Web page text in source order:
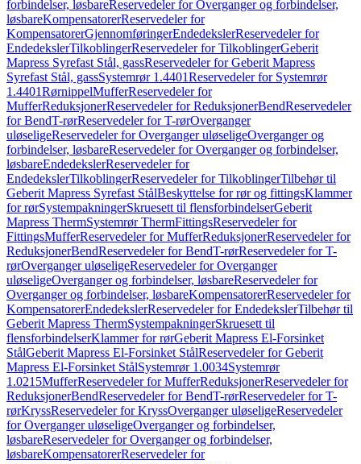
forbindelser, løsbareReservedeler for Overganger og forbindelser,
løsbareKompensatorerReservedeler for
KompensatorerGjennomføringerEndedekslerReservedeler for
EndedekslerTilkoblingerReservedeler for TilkoblingerGeberit
Mapress Syrefast Stål, gassReservedeler for Geberit Mapress
Syrefast Stål, gassSystemrør 1.4401Reservedeler for Systemrør
1.4401RørnippelMufferReservedeler for
MufferReduksjonerReservedeler for ReduksjonerBendReservedeler
for BendT-rørReservedeler for T-rørOverganger
uløseligeReservedeler for Overganger uløseligeOverganger og
forbindelser, løsbareReservedeler for Overganger og forbindelser,
løsbareEndedekslerReservedeler for
EndedekslerTilkoblingerReservedeler for TilkoblingerTilbehør til
Geberit Mapress Syrefast StålBeskyttelse for rør og fittingsKlammer
for rørSystempakningerSkruesett til flensforbindelserGeberit
Mapress ThermSystemrør ThermFittingsReservedeler for
FittingsMufferReservedeler for MufferReduksjonerReservedeler for
ReduksjonerBendReservedeler for BendT-rørReservedeler for T-
rørOverganger uløseligeReservedeler for Overganger
uløseligeOverganger og forbindelser, løsbareReservedeler for
Overganger og forbindelser, løsbareKompensatorerReservedeler for
KompensatorerEndedekslerReservedeler for EndedekslerTilbehør til
Geberit Mapress ThermSystempakningerSkruesett til
flensforbindelserKlammer for rørGeberit Mapress El-Forsinket
StålGeberit Mapress El-Forsinket StålReservedeler for Geberit
Mapress El-Forsinket StålSystemrør 1.0034Systemrør
1.0215MufferReservedeler for MufferReduksjonerReservedeler for
ReduksjonerBendReservedeler for BendT-rørReservedeler for T-
rørKryssReservedeler for KryssOverganger uløseligeReservedeler
for Overganger uløseligeOverganger og forbindelser,
løsbareReservedeler for Overganger og forbindelser,
løsbareKompensatorerReservedeler for